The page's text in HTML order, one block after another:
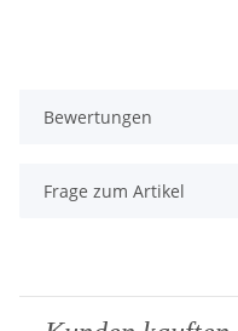
Bewertungen
Frage zum Artikel